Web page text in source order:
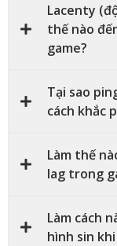
Lacenty
thế nào
game?
Tại sao
cách khắc
Làm thế
lag trong
Làm cách
hình sin